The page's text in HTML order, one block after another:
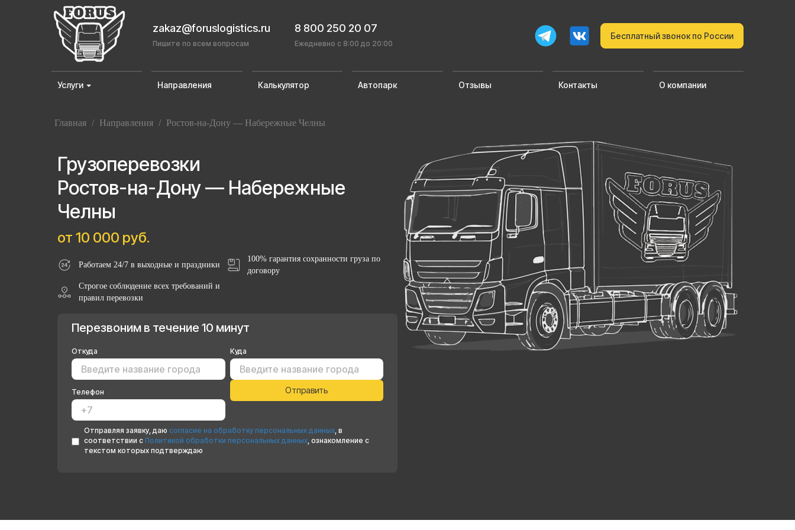
zakaz@foruslogistics.ru
Пишите по всем вопросам
8 800 250 20 07
Ежедневно с 8:00 до 20:00
Бесплатный звонок по России
Услуги Направления Калькулятор Автопарк Отзывы Контакты О компании
Главная / Направления / Ростов-на-Дону — Набережные Челны
Грузоперевозки
Ростов-на-Дону — Набережные
Челны
от 10 000 руб.
Работаем 24/7 в выходные и праздники
100% гарантия сохранности груза по
договору
Строгое соблюдение всех требований и
правил перевозки
Перезвоним в течение 10 минут
Откуда Куда
Телефон
Отправляя заявку, даю согласие на обработку персональных данных, в
соответствии с Политикой обработки персональных данных, ознакомление с
текстом которых подтверждаю